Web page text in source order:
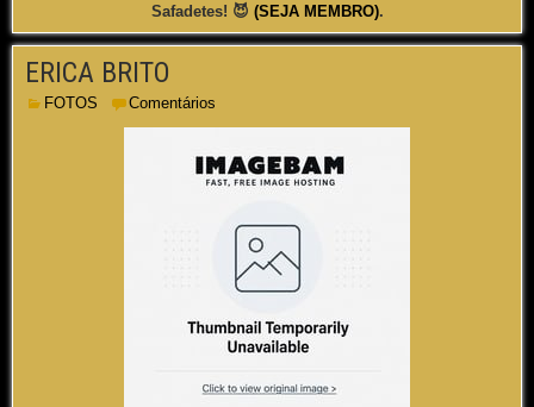
Safadetes! 😈 (SEJA MEMBRO).
ERICA BRITO
FOTOS Comentários